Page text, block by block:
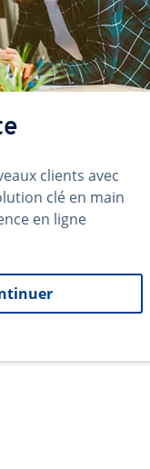
clients avec
clé en main
en ligne